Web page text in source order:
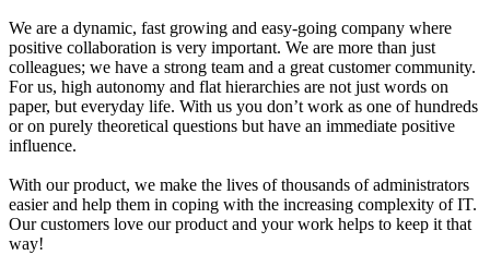
We are a dynamic, fast growing and easy-going company where
positive collaboration is very important. We are more than just
colleagues; we have a strong team and a great customer community.
For us, high autonomy and flat hierarchies are not just words on
paper, but everyday life. With us you don’t work as one of hundreds
or on purely theoretical questions but have an immediate positive
influence.
With our product, we make the lives of thousands of administrators
easier and help them in coping with the increasing complexity of IT.
Our customers love our product and your work helps to keep it that
way!